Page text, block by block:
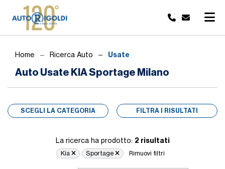
Auto Usate KIA Sportage Milano
Home Ricerca Auto Usate
SCEGLI LA CATEGORIA FILTRA I RISULTATI
La ricerca ha prodotto: 2 risultati
Kia Sportage Rimuovi filtri